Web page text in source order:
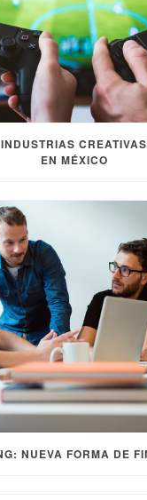
INDUSTRIAS CREATIVAS
EN MÉXICO